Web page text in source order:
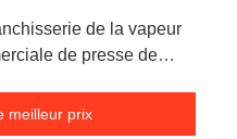
de la vapeur
de presse de
meilleur prix